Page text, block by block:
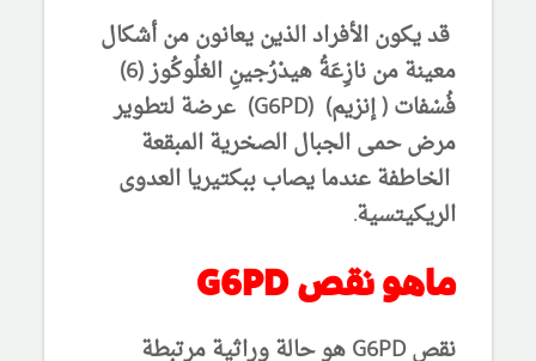
قد يكون الأفراد الذين يعانون من أشكال
معينة من نازِعَةُ هيدْرُجينِ الغلُوكُوز (6)
فُسْفات ( إنزيم) (G6PD) عرضة لتطوير
مرض حمى الجبال الصخرية المبقعة
الخاطفة عندما يصاب ببكتيريا العدوى
الريكيتسية.
ماهو نقص G6PD
نقص G6PD هو حالة وراثية مرتبطة